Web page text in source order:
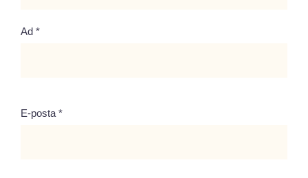
Ad *
E-posta *